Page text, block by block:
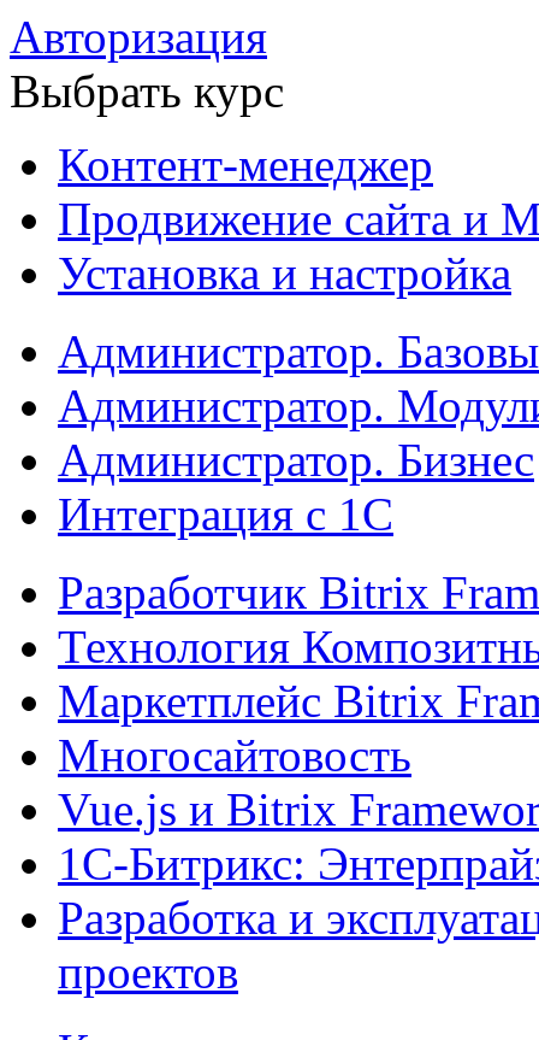
Авторизация
Выбрать курс
Контент-менеджер
Продвижение сайта и
Установка и настройка
Администратор.
Администратор.
Администратор. Бизнес
Интеграция с 1С
Разработчик Bitrix
Технология
Маркетплейс Bitrix
Многосайтовость
Vue.js и Bitrix
1С-Битрикс:
Разработка и
проектов